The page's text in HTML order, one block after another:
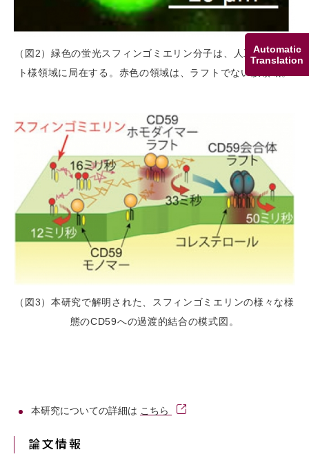
Automatic
Translation
（図2）緑色の蛍光スフィンゴミエリン分子は、人工膜のラフ
ト様領域に局在する。赤色の領域は、ラフトでない膜領域。
（図3）本研究で解明された、スフィンゴミエリンの様々な様
態のCD59への過渡的結合の模式図。
本研究についての詳細は こちら
論文情報